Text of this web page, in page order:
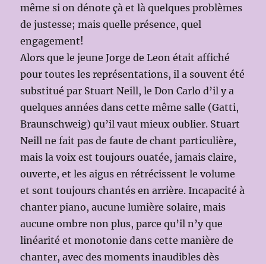
même si on dénote çà et là quelques problèmes
de justesse; mais quelle présence, quel
engagement!
Alors que le jeune Jorge de Leon était affiché
pour toutes les représentations, il a souvent été
substitué par Stuart Neill, le Don Carlo d’il y a
quelques années dans cette même salle (Gatti,
Braunschweig) qu’il vaut mieux oublier. Stuart
Neill ne fait pas de faute de chant particulière,
mais la voix est toujours ouatée, jamais claire,
ouverte, et les aigus en rétrécissent le volume
et sont toujours chantés en arrière. Incapacité à
chanter piano, aucune lumière solaire, mais
aucune ombre non plus, parce qu’il n’y que
linéarité et monotonie dans cette manière de
chanter, avec des moments inaudibles dès